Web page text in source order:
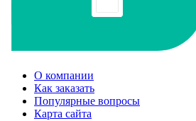
О компании
Как заказать
Популярные вопросы
Карта сайта